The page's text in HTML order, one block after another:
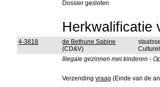
Dossier gesloten
Herkwalificatie
4-3818
de Bethune Sabine
(CD&V)
Illegale gezinnen met kinderen -
Verzendingvraag (Einde van de